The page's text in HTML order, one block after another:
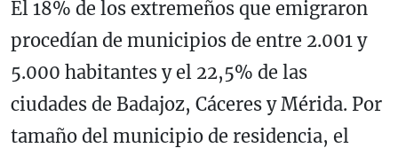
El 18% de los extremeños que emigraron
procedían de municipios de entre 2.001 y
5.000 habitantes y el 22,5% de las
ciudades de Badajoz, Cáceres y Mérida. Por
tamaño del municipio de residencia, el